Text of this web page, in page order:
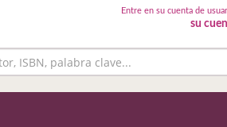
Entre en su cuenta de
su